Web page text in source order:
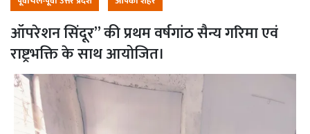
ऑपरेशन सिंदूर” की प्रथम वर्षगांठ सैन्य गरिमा एवं
राष्ट्रभक्ति के साथ आयोजित।